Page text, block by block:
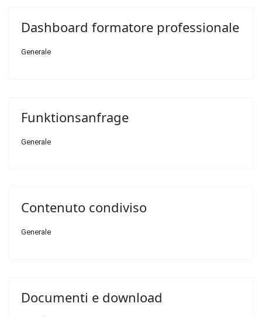
Dashboard formatore professionale
Generale
Funktionsanfrage
Generale
Contenuto condiviso
Generale
Documenti e download